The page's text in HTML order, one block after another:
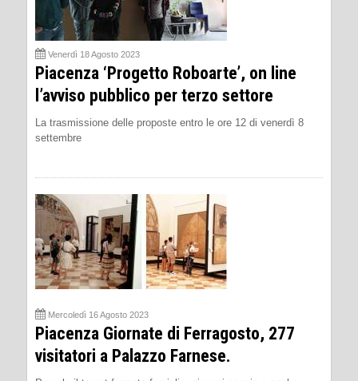
Venerdì 18 Agosto 2023
Piacenza ‘Progetto Roboarte’, on line
l’avviso pubblico per terzo settore
La trasmissione delle proposte entro le ore 12 di venerdì 8
settembre
Mercoledì 16 Agosto 2023
Piacenza Giornate di Ferragosto, 277
visitatori a Palazzo Farnese.